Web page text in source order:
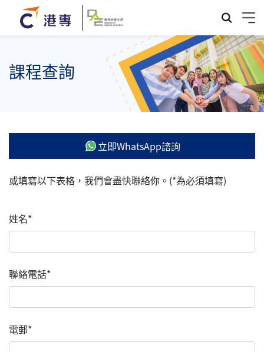
課程查詢
立即WhatsApp諮詢
或填寫以下表格，我們會盡快聯絡你。(*為必須填寫)
姓名*
聯絡電話*
電郵*